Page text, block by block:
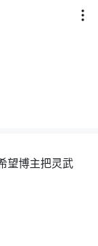
望博主把灵武